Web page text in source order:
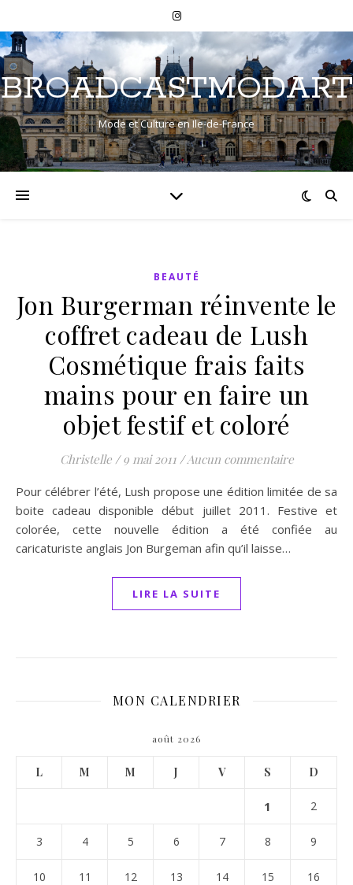
BROADCASTMODART
Mode et Culture en Ile-de-France
BEAUTÉ
Jon Burgerman réinvente le
coffret cadeau de Lush
Cosmétique frais faits
mains pour en faire un
objet festif et coloré
Christelle / 9 mai 2011 /Aucun commentaire
Pour célébrer l’été, Lush propose une édition limitée de sa
boite cadeau disponible début juillet 2011. Festive et
colorée, cette nouvelle édition a été confiée au
caricaturiste anglais Jon Burgeman afin qu’il laisse…
LIRE LA SUITE
MON CALENDRIER
août 2026
L M M J V S D
1 2
3 4 5 6 7 8 9
10 11 12 13 14 15 16